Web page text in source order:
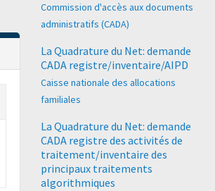
Commission d'accès aux documents
administratifs (CADA)
La Quadrature du Net: demande
CADA registre/inventaire/AIPD
Caisse nationale des allocations
familiales
La Quadrature du Net: demande
CADA registre des activités de
traitement/inventaire des
principaux traitements
algorithmiques